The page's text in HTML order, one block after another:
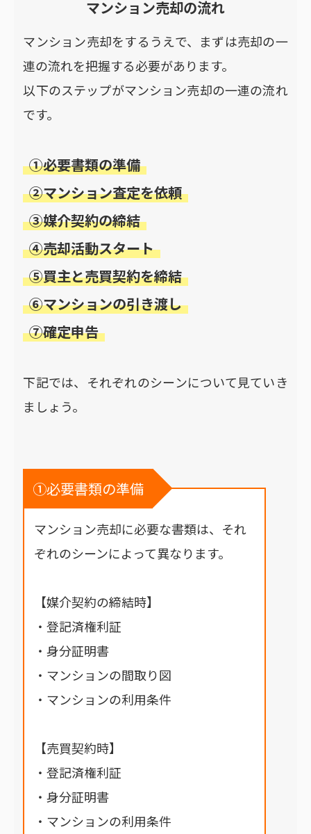
マンション売却の流れ
マンション売却をするうえで、まずは売却の一
連の流れを把握する必要があります。
以下のステップがマンション売却の一連の流れ
です。
①必要書類の準備
②マンション査定を依頼
③媒介契約の締結
④売却活動スタート
⑤買主と売買契約を締結
⑥マンションの引き渡し
⑦確定申告
下記では、それぞれのシーンについて見ていき
ましょう。
①必要書類の準備
マンション売却に必要な書類は、それ
ぞれのシーンによって異なります。
【媒介契約の締結時】
・登記済権利証
・身分証明書
・マンションの間取り図
・マンションの利用条件
【売買契約時】
・登記済権利証
・身分証明書
・マンションの利用条件